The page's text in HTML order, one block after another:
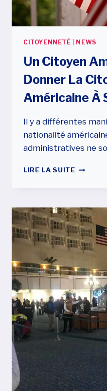
CITOYENNETÉ NEWS
Un Citoyen
Donner La
Américaine À
Il y a différentes
nationalité
administratives ne
LIRE LA SUITEUN
IL
DONNER
LA
SON